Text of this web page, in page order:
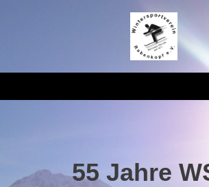
55 Jahre